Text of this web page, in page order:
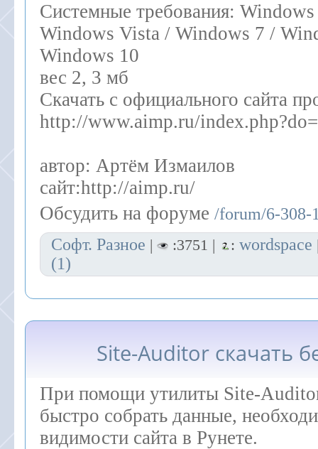
Системные требования:
Windows Vista / Windows 7 /
Windows 10
вес 2, 3 мб
Скачать с официального сайта
http://www.aimp.ru/
автор: Артём Измаилов
сайт:http://aimp.ru/
Обсудить на форуме /forum/6-308-
Софт. Разное | :3751 | : wordspace
(1)
Site-Auditor скачать
При помощи утилиты Site-
быстро собрать данные,
видимости сайта в Рунете.